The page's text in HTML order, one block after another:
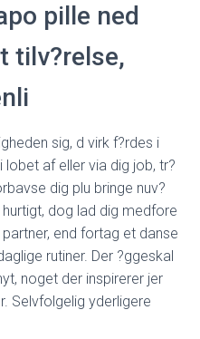
pille ned
tilv?relse,
sig, d virk f?rdes i
af eller via dig job, tr?
dig plu bringe nuv?
dog lad dig medfore
end fortag et danse
rutiner. Der ?ggeskal
noget der inspirerer jer
Selvfolgelig yderligere